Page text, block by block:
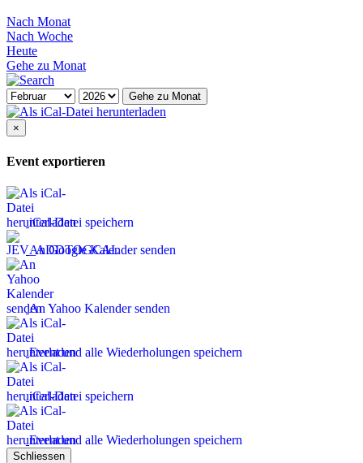
Nach Monat
Nach Woche
Heute
Gehe zu Monat
Gehe zu Monat
×
Event exportieren
iCal-Datei speichern
An Google Kalender senden
An Yahoo Kalender senden
Event und alle Wiederholungen speichern
iCal-Datei speichern
Event und alle Wiederholungen speichern
Schliessen